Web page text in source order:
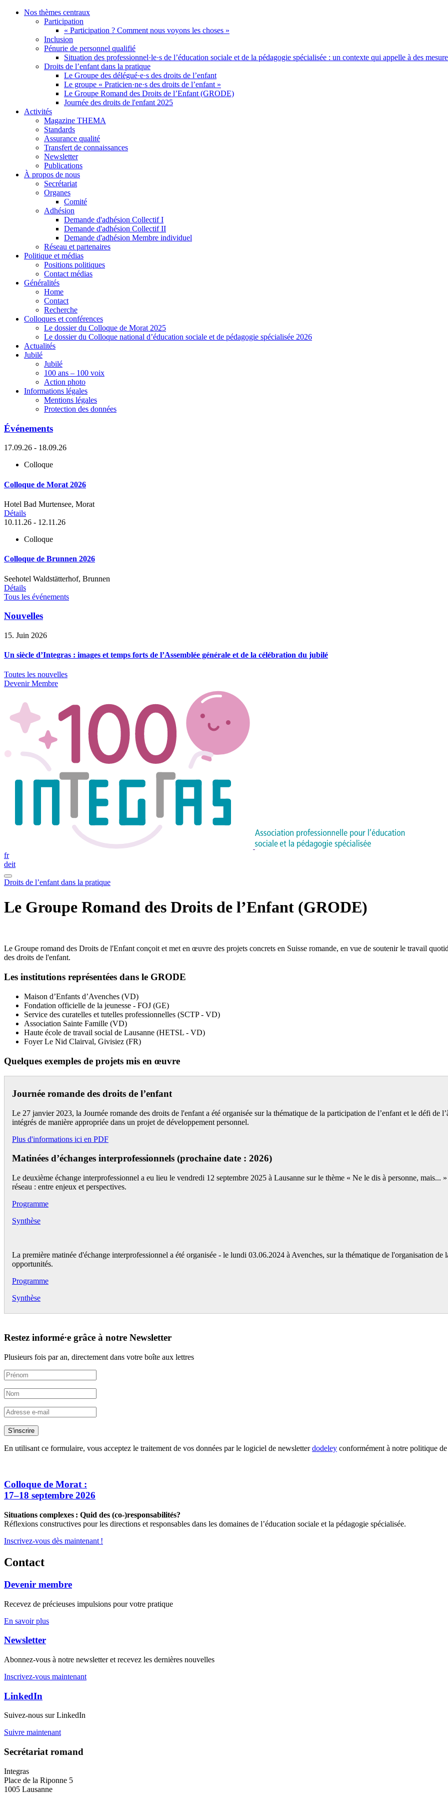
Nos thèmes centraux
Participation
« Participation ? Comment nous voyons les choses »
Inclusion
Pénurie de personnel qualifié
Situation des professionnel·le·s de l’éducation sociale et de la pédagogie spécialisée : un contexte qui appelle à des
Droits de l’enfant dans la pratique
Le Groupe des délégué·e·s des droits de l’enfant
Le groupe « Praticien·ne·s des droits de l’enfant »
Le Groupe Romand des Droits de l’Enfant (GRODE)
Journée des droits de l'enfant 2025
Activités
Magazine THEMA
Standards
Assurance qualité
Transfert de connaissances
Newsletter
Publications
À propos de nous
Secrétariat
Organes
Comité
Adhésion
Demande d'adhésion Collectif I
Demande d'adhésion Collectif II
Demande d'adhésion Membre individuel
Réseau et partenaires
Politique et médias
Positions politiques
Contact médias
Généralités
Home
Contact
Recherche
Colloques et conférences
Le dossier du Colloque de Morat 2025
Le dossier du Colloque national d’éducation sociale et de pédagogie spécialisée 2026
Actualités
Jubilé
Jubilé
100 ans – 100 voix
Action photo
Informations légales
Mentions légales
Protection des données
Événements
17.09.26 - 18.09.26
Colloque
Colloque de Morat 2026
Hotel Bad Murtensee, Morat
Détails
10.11.26 - 12.11.26
Colloque
Colloque de Brunnen 2026
Seehotel Waldstätterhof, Brunnen
Détails
Tous les événements
Nouvelles
15. Juin 2026
Un siècle d’Integras : images et temps forts de l’Assemblée générale et de la célébration du jubilé
Toutes les nouvelles
Devenir Membre
fr
deit
Droits de l’enfant dans la pratique
Le Groupe Romand des Droits de l’Enfant (GRODE)
Le Groupe romand des Droits de l'Enfant conçoit et met en œuvre des projets concrets en Suisse romande, en vue de soutenir le travail
des droits de l'enfant.
Les institutions représentées dans le GRODE
Maison d’Enfants d’Avenches (VD)
Fondation officielle de la jeunesse - FOJ (GE)
Service des curatelles et tutelles professionnelles (SCTP - VD)
Association Sainte Famille (VD)
Haute école de travail social de Lausanne (HETSL - VD)
Foyer Le Nid Clairval, Givisiez (FR)
Quelques exemples de projets mis en œuvre
Journée romande des droits de l’enfant
Le 27 janvier 2023, la Journée romande des droits de l'enfant a été organisée sur la thématique de la participation de l’enfant et le défi de
intégrés de manière appropriée dans un projet de développement personnel.
Plus d'informations ici en PDF
Matinées d’échanges interprofessionnels (prochaine date : 2026)
Le deuxième échange interprofessionnel a eu lieu le vendredi 12 septembre 2025 à Lausanne sur le thème « Ne le dis à personne, mais...
réseau : entre enjeux et perspectives.
Programme
Synthèse
La première matinée d'échange interprofessionnel a été organisée - le lundi 03.06.2024 à Avenches, sur la thématique de l'organisation
opportunités.
Programme
Synthèse
Restez informé·e grâce à notre Newsletter
Plusieurs fois par an, directement dans votre boîte aux lettres
S'inscrire
En utilisant ce formulaire, vous acceptez le traitement de vos données par le logiciel de newsletterdodeley conformément à notre politique
Colloque de Morat :
17–18 septembre 2026
Situations complexes : Quid des (co-)responsabilités?
Réflexions constructives pour les directions et responsables dans les domaines de l’éducation sociale et la pédagogie spécialisée.
Inscrivez-vous dès maintenant !
Contact
Devenir membre
Recevez de précieuses impulsions pour votre pratique
En savoir plus
Newsletter
Abonnez-vous à notre newsletter et recevez les dernières nouvelles
Inscrivez-vous maintenant
LinkedIn
Suivez-nous sur LinkedIn
Suivre maintenant
Secrétariat romand
Integras
Place de la Riponne 5
1005 Lausanne